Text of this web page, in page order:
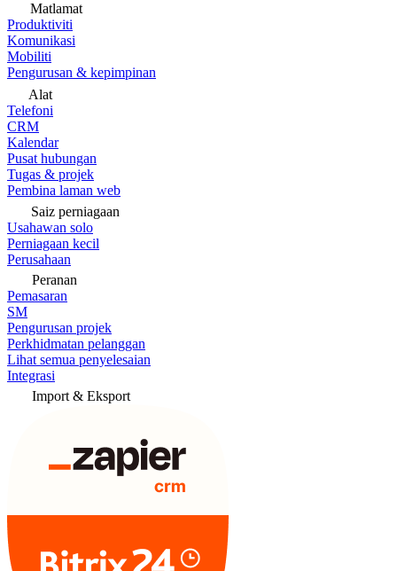
Matlamat
Produktiviti
Komunikasi
Mobiliti
Pengurusan & kepimpinan
Alat
Telefoni
CRM
Kalendar
Pusat hubungan
Tugas & projek
Pembina laman web
Saiz perniagaan
Usahawan solo
Perniagaan kecil
Perusahaan
Peranan
Pemasaran
SM
Pengurusan projek
Perkhidmatan pelanggan
Lihat semua penyelesaian
Integrasi
Import & Eksport